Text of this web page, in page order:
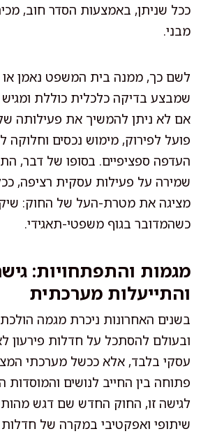
ככל שניתן, באמצעות הסדר חוב,
מבני.
לשם כך, ממנה בית המשפט נאמן או
שמבצע בדיקה כלכלית כוללת ומגיש
אם לא ניתן להמשיך את פעילותה
פועל לפירוק, מימוש נכסים וחלוקה
העדפה ספציפיים. בסופו של דבר,
שמירה על פעילות עסקית רציפה,
מציגה את מטרת-העל של החוק:
כשהמדובר בגוף משפטי-תאגידי.
מגמות והתפתחויות:
והתייעלות מערכתית
בשנים האחרונות ניכרת מגמה
ובעולם להסתכל על חדלות פירעון
עסקי בלבד, אלא ככשל מערכתי
פתוחה בין החייב לנושים
לגישה זו, החוק החדש שם דגש
שיתופי ואפקטיבי במקרה של חדלות